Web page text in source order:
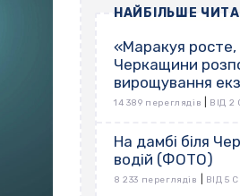
НАЙБІЛЬШЕ
«Маракуя росте,
Черкащини
вирощування
14 389 переглядів ВІД 2
На дамбі біля
водій (ФОТО)
8 233 переглядів ВІД 5